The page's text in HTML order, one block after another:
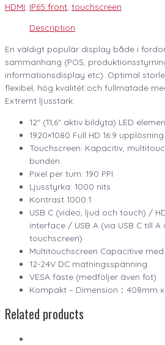
HDMI IP65 front touchscreen
Description
En väldigt populär display både i
sammanhang (POS,
informationsdisplay etc). Optimal
flexibel, hög kvalitét och fullmatade
Extremt ljusstark.
12″ (11,6″ aktiv bildyta) LED
1920×1080 Full HD 16:9 upplösning
Touchscreen: Kapacitiv,
bunden
Pixel per tum: 190 PPI
Ljusstyrka: 1000 nits
Kontrast 1000:1
USB C (video, ljud och touch) /
interface / USB A (via USB C till
touchscreen)
Multitouchscreen Capacitive med
12-24V DC matningsspänning
VESA fäste (medföljer även fot)
Kompakt – Dimension：408mm
Related products